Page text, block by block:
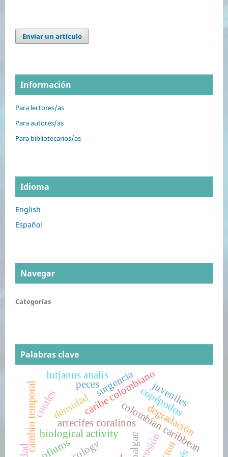
Enviar un artículo
Información
Para lectores/as
Para autores/as
Para bibliotecarios/as
Idioma
English
Español
Navegar
Categorías
Palabras clave
colombian caribbean
biological activity
arrecifes coralinos
cambio temporal caribe colombiano
degradación
copépodos
surgencia juveniles
densidad
corales
lutjanus analis
erosión
ofiuros
peces